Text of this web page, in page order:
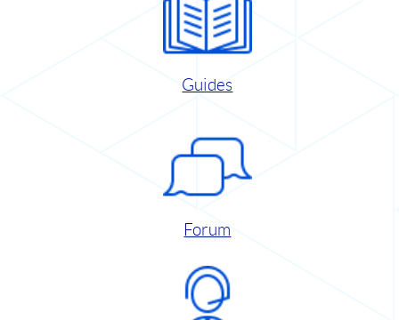
Guides
Forum